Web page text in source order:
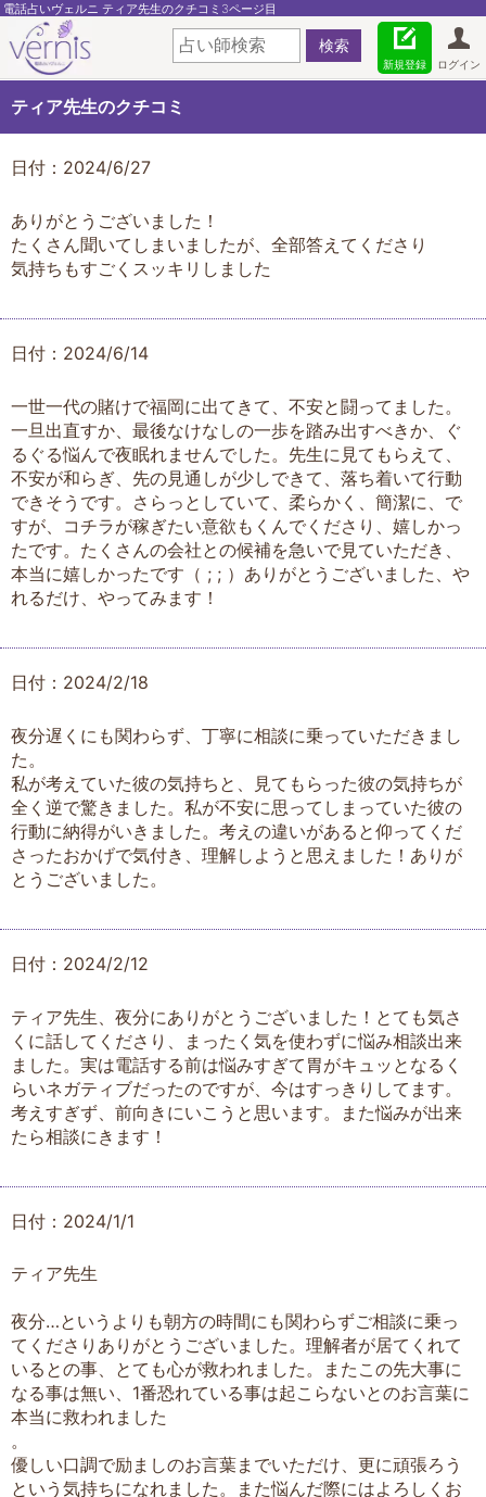
電話占いヴェルニ ティア先生のクチコミ3ページ目
ログイン
新規登録
ティア先生のクチコミ
日付：2024/6/27
ありがとうございました！
たくさん聞いてしまいましたが、全部答えてくださり
気持ちもすごくスッキリしました
日付：2024/6/14
一世一代の賭けで福岡に出てきて、不安と闘ってました。
一旦出直すか、最後なけなしの一歩を踏み出すべきか、ぐ
るぐる悩んで夜眠れませんでした。先生に見てもらえて、
不安が和らぎ、先の見通しが少しできて、落ち着いて行動
できそうです。さらっとしていて、柔らかく、簡潔に、で
すが、コチラが稼ぎたい意欲もくんでくださり、嬉しかっ
たです。たくさんの会社との候補を急いで見ていただき、
本当に嬉しかったです（ ; ; ）ありがとうございました、や
れるだけ、やってみます！
日付：2024/2/18
夜分遅くにも関わらず、丁寧に相談に乗っていただきまし
た。
私が考えていた彼の気持ちと、見てもらった彼の気持ちが
全く逆で驚きました。私が不安に思ってしまっていた彼の
行動に納得がいきました。考えの違いがあると仰ってくだ
さったおかげで気付き、理解しようと思えました！ありが
とうございました。
日付：2024/2/12
ティア先生、夜分にありがとうございました！とても気さ
くに話してくださり、まったく気を使わずに悩み相談出来
ました。実は電話する前は悩みすぎて胃がキュッとなるく
らいネガティブだったのですが、今はすっきりしてます。
考えすぎず、前向きにいこうと思います。また悩みが出来
たら相談にきます！
日付：2024/1/1
ティア先生
夜分…というよりも朝方の時間にも関わらずご相談に乗っ
てくださりありがとうございました。理解者が居てくれて
いるとの事、とても心が救われました。またこの先大事に
なる事は無い、1番恐れている事は起こらないとのお言葉に
本当に救われました
。
優しい口調で励ましのお言葉までいただけ、更に頑張ろう
という気持ちになれました。また悩んだ際にはよろしくお